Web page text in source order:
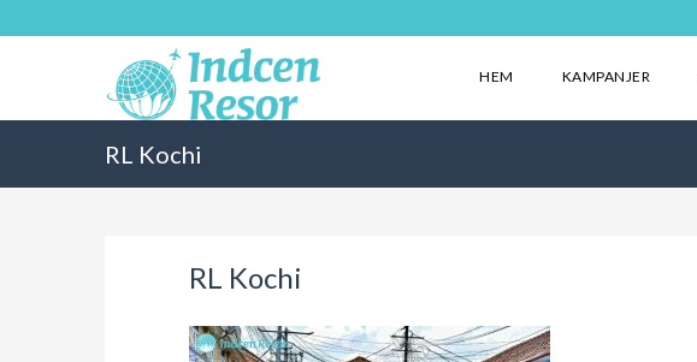
HEM KAMPANJER
RL Kochi
RL Kochi